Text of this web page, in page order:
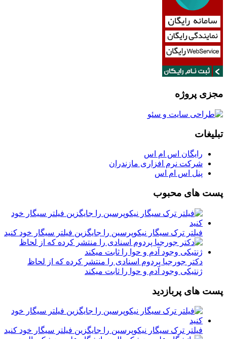
مجزی پروژه
تبلیغات
رایگان اس ام اس
شرکت نرم افزاری مازندران
پنل اس ام اس
پست های محبوب
فیلتر ترک سیگار نیکوپرسین را جایگزین فیلتر سیگار خود کنید
دکتر جورجیا پردوم اسنادی را منتشر کرده که از لحاظ
ژنتیکی وجود آدم و حوا را ثابت میکند
پست های پربازدید
فیلتر ترک سیگار نیکوپرسین را جایگزین فیلتر سیگار خود کنید